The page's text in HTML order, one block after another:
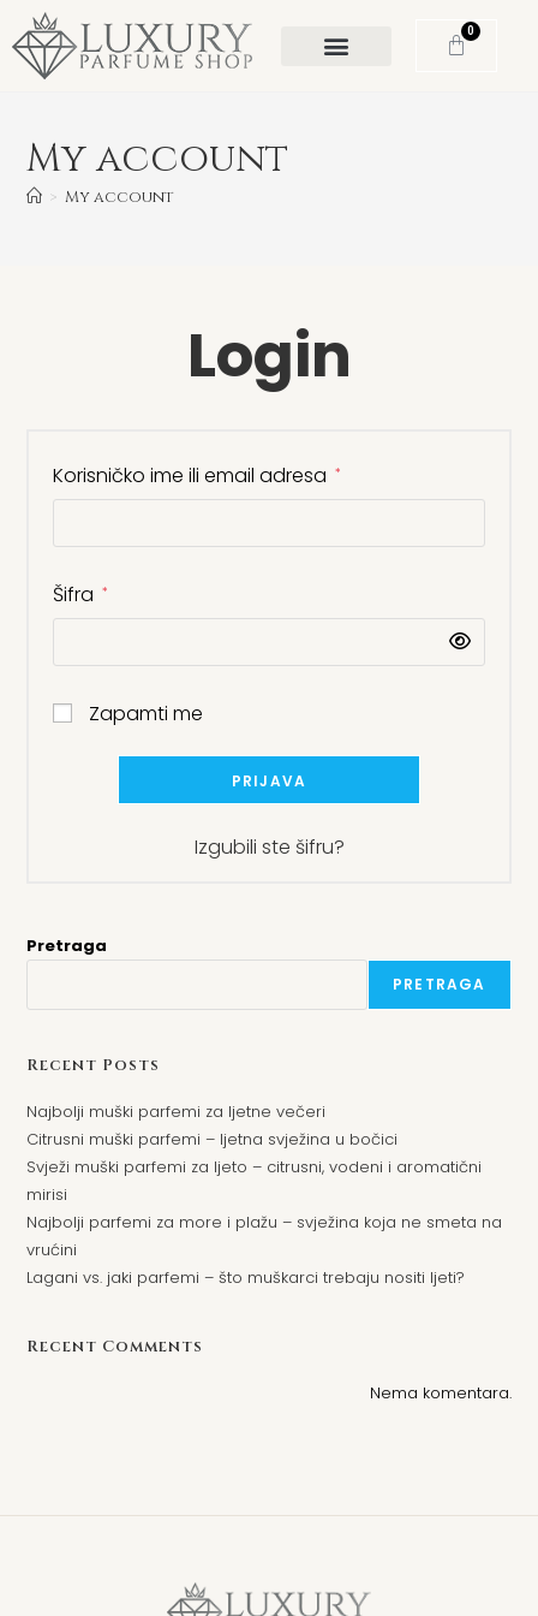
0
My account
> My account
Login
Korisničko ime ili email adresa *
Šifra *
Zapamti me
PRIJAVA
Izgubili ste šifru?
Pretraga
PRETRAGA
Recent Posts
Najbolji muški parfemi za ljetne večeri
Citrusni muški parfemi – ljetna svježina u bočici
Svježi muški parfemi za ljeto – citrusni, vodeni i aromatični
mirisi
Najbolji parfemi za more i plažu – svježina koja ne smeta na
vrućini
Lagani vs. jaki parfemi – što muškarci trebaju nositi ljeti?
Recent Comments
Nema komentara.